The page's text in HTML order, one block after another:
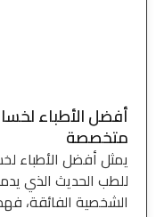
أفضل الأطباء
متخصصة
يمثل أفضل الأطباء
للطب الحديث الذي
الشخصية الفائقة،